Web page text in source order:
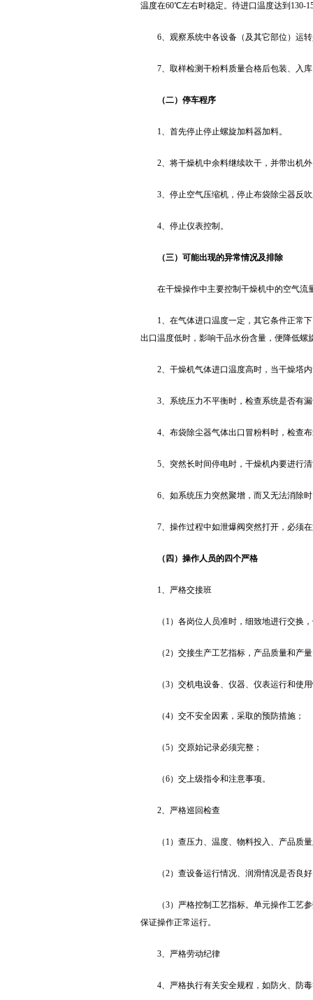
温度在60℃左右时稳定。待进口温度达到130-
6、观察系统中各设备（及其它部位）运
7、取样检测干粉料质量合格后包装、入
（二）停车程序
1、首先停止停止螺旋加料器加料。
2、将干燥机中余料继续吹干，并带出机
3、停止空气压缩机，停止布袋除尘器反
4、停止仪表控制。
（三）可能出现的异常情况及排除
在干燥操作中主要控制干燥机中的空气
1、在气体进口温度一定，其它条件正常
出口温度低时，影响干品水份含量，便降低
2、干燥机气体进口温度高时，当干燥塔
3、系统压力不平衡时，检查系统是否有
4、布袋除尘器气体出口冒粉料时，检查
5、突然长时间停电时，干燥机内要进行
6、如系统压力突然聚增，而又无法消除
7、操作过程中如泄爆阀突然打开，必须
（四）操作人员的四个严格
1、严格交接班
（1）各岗位人员准时，细致地进行交换
（2）交接生产工艺指标，产品质量和产
（3）交机电设备、仪器、仪表运行和使
（4）交不安全因素，采取的预防措施；
（5）交原始记录必须完整；
（6）交上级指令和注意事项。
2、严格巡回检查
（1）查压力、温度、物料投入、产品质
（2）查设备运行情况、润滑情况是否良
（3）严格控制工艺指标。单元操作工艺
保证操作正常运行。
3、严格劳动纪律
4、严格执行有关安全规程，如防火、防